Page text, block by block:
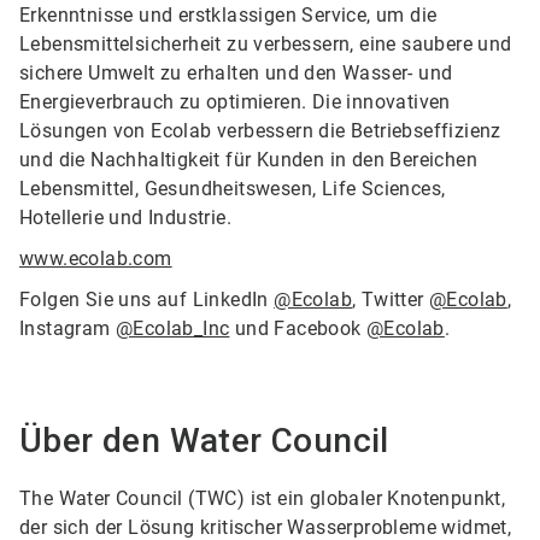
Erkenntnisse und erstklassigen Service, um die
Lebensmittelsicherheit zu verbessern, eine saubere und
sichere Umwelt zu erhalten und den Wasser- und
Energieverbrauch zu optimieren. Die innovativen
Lösungen von Ecolab verbessern die Betriebseffizienz
und die Nachhaltigkeit für Kunden in den Bereichen
Lebensmittel, Gesundheitswesen, Life Sciences,
Hotellerie und Industrie.
www.ecolab.com
Folgen Sie uns auf LinkedIn @Ecolab, Twitter @Ecolab,
Instagram @Ecolab_Inc und Facebook @Ecolab.
Über den Water Council
The Water Council (TWC) ist ein globaler Knotenpunkt,
der sich der Lösung kritischer Wasserprobleme widmet,